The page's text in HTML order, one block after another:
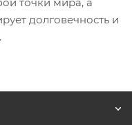
долговечность и